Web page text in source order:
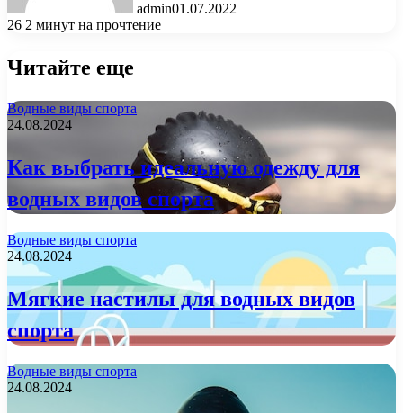
admin01.07.2022
26 2 минут на прочтение
Читайте еще
Водные виды спорта
24.08.2024
Как выбрать идеальную одежду для
водных видов спорта
Водные виды спорта
24.08.2024
Мягкие настилы для водных видов
спорта
Водные виды спорта
24.08.2024